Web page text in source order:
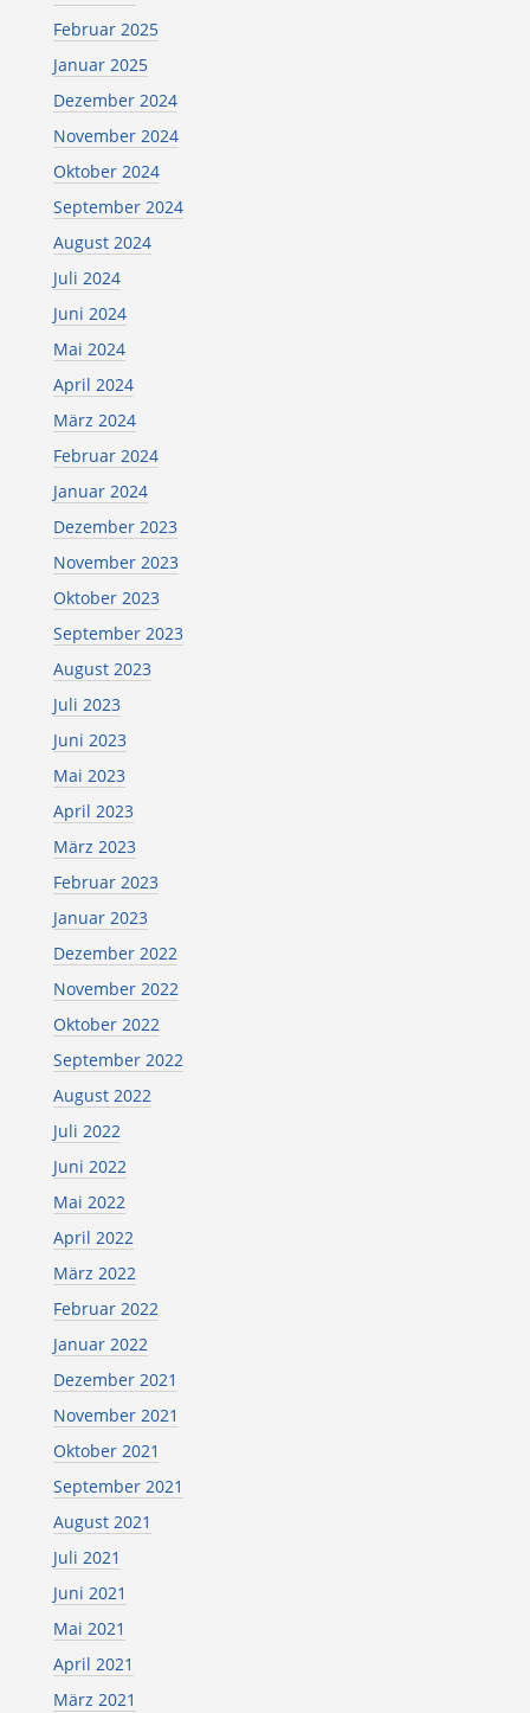
Februar 2025
Januar 2025
Dezember 2024
November 2024
Oktober 2024
September 2024
August 2024
Juli 2024
Juni 2024
Mai 2024
April 2024
März 2024
Februar 2024
Januar 2024
Dezember 2023
November 2023
Oktober 2023
September 2023
August 2023
Juli 2023
Juni 2023
Mai 2023
April 2023
März 2023
Februar 2023
Januar 2023
Dezember 2022
November 2022
Oktober 2022
September 2022
August 2022
Juli 2022
Juni 2022
Mai 2022
April 2022
März 2022
Februar 2022
Januar 2022
Dezember 2021
November 2021
Oktober 2021
September 2021
August 2021
Juli 2021
Juni 2021
Mai 2021
April 2021
März 2021